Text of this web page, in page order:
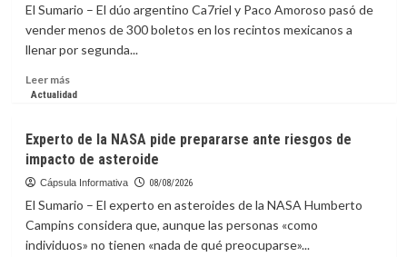
Jagi,
diseñadas
para
solo
en
avanzar
El Sumario – El dúo argentino Ca7riel y Paco Amoroso pasó de
vender menos de 300 boletos en los recintos mexicanos a
llenar por segunda...
Leer másLeer
más
y
Paco
Amoroso
el
espíritu
de
Actualidad
Experto de la NASA pide prepararse ante riesgos de
impacto de asteroide
Cápsula Informativa 08/08/2026
El Sumario – El experto en asteroides de la NASA Humberto
Campins considera que, aunque las personas «como
individuos» no tienen «nada de qué preocuparse»...